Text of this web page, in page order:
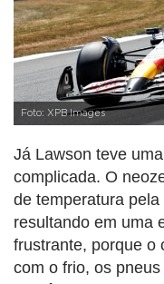
Foto: XPB Images
Já Lawson teve
complicada. O
de temperatura
resultando em uma
frustrante, porque o
com o frio, os